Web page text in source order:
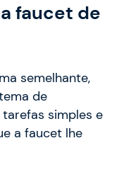
faucet de
semelhante,
de
simples e
a faucet lhe